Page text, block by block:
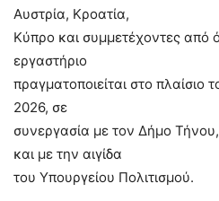
Αυστρία, Κροατία,
Κύπρο και συμμετέχοντες από
εργαστήριο
πραγματοποιείται στο πλαίσιο
2026, σε
συνεργασία με τον Δήμο
και με την αιγίδα
του Υπουργείου Πολιτισμού.